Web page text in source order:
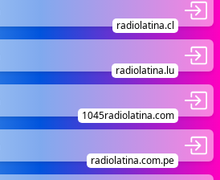
radiolatina.cl
radiolatina.lu
1045radiolatina.com
radiolatina.com.pe